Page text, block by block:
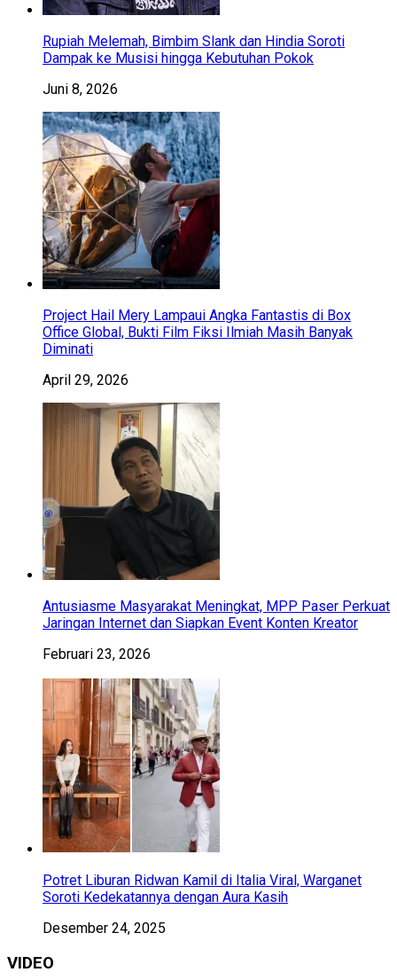
Rupiah Melemah, Bimbim Slank dan Hindia Soroti
Dampak ke Musisi hingga Kebutuhan Pokok
Juni 8, 2026
Project Hail Mery Lampaui Angka Fantastis di Box
Office Global, Bukti Film Fiksi Ilmiah Masih Banyak
Diminati
April 29, 2026
Antusiasme Masyarakat Meningkat, MPP Paser Perkuat
Jaringan Internet dan Siapkan Event Konten Kreator
Februari 23, 2026
Potret Liburan Ridwan Kamil di Italia Viral, Warganet
Soroti Kedekatannya dengan Aura Kasih
Desember 24, 2025
VIDEO